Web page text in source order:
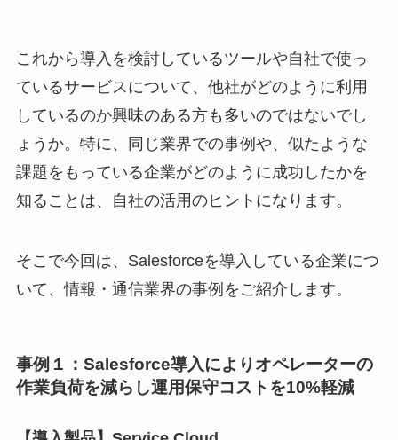
これから導入を検討しているツールや自社で使っ
ているサービスについて、他社がどのように利用
しているのか興味のある方も多いのではないでし
ょうか。特に、同じ業界での事例や、似たような
課題をもっている企業がどのように成功したかを
知ることは、自社の活用のヒントになります。
そこで今回は、Salesforceを導入している企業につ
いて、情報・通信業界の事例をご紹介します。
事例１： Salesforce導入によりオペレーターの
作業負荷を減らし運用保守コストを10%軽減